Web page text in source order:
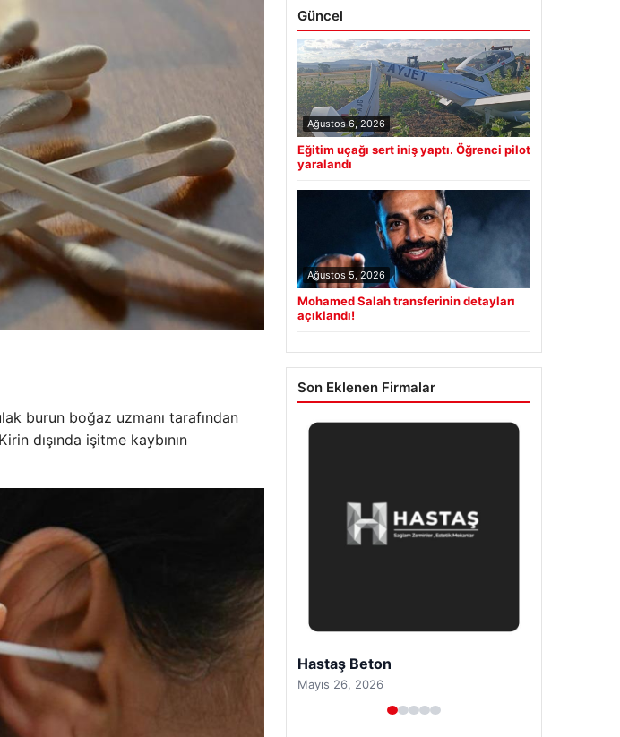
burun boğaz uzmanı tarafından
dışında işitme kaybının
Güncel
Ağustos 6, 2026
Eğitim uçağı sert iniş yaptı. Öğrenci pilot
yaralandı
Ağustos 5, 2026
Mohamed Salah transferinin detayları
açıklandı!
Son Eklenen Firmalar
Prenses Night Club
Nisan 29, 2026